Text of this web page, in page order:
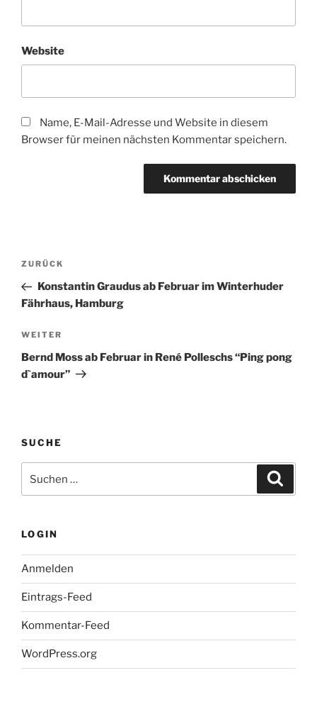
Website
Name, E-Mail-Adresse und Website in diesem
Browser für meinen nächsten Kommentar speichern.
Beitragsnavigation
Vorheriger
Beitrag
ZURÜCK
Konstantin Graudus ab Februar im Winterhuder
Fährhaus, Hamburg
Nächster
Beitrag
WEITER
Bernd Moss ab Februar in René Polleschs “Ping pong
d`amour”
SUCHE
nach:
LOGIN
Anmelden
Eintrags-Feed
Kommentar-Feed
WordPress.org